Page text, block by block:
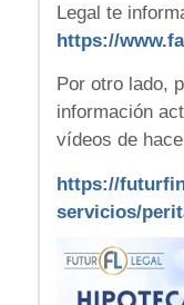
Legal te
https://
Por otro lado,
información
vídeos de
https://
servicios/